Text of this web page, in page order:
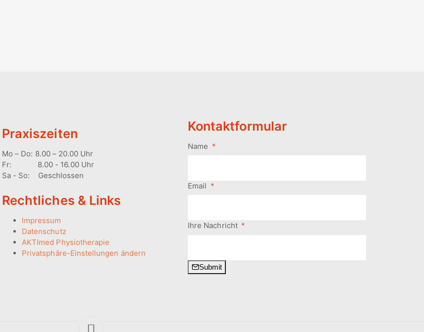
Praxiszeiten
Mo – Do: 8.00 – 20.00 Uhr
Fr: 8.00 - 16.00 Uhr
Sa - So: Geschlossen
Rechtliches & Links
Impressum
Datenschutz
AKTImed Physiotherapie
Privatsphäre-Einstellungen ändern
Kontaktformular
Name *
Email *
Ihre Nachricht *
Submit